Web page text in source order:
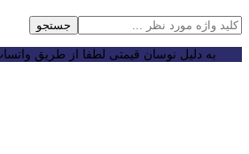
جستجو
به دلیل نوسان قیمتی لطفا از طریق واتساپ